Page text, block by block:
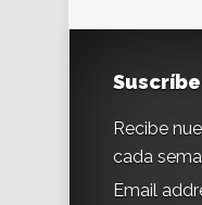
Recibe
cada
Email